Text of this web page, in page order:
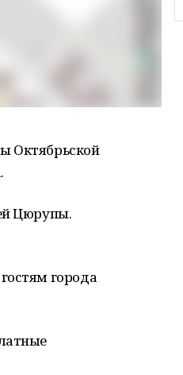
Октябрьской
Цюрупы.
города